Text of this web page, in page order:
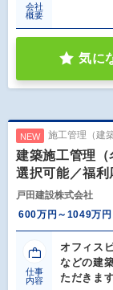
会社
概要
気に
NEW 施工管理（建築
建築施工管理
選択可能／福利
戸田建設株式会社
600万円～1049万円
仕事
内容
オフィス
などの建
ただきます